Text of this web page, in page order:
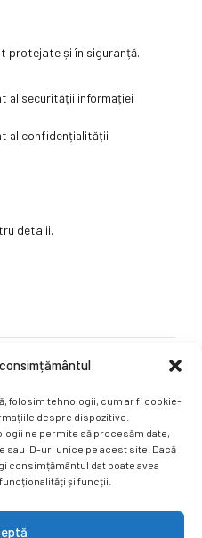
folosim tehnologii, cum ar fi cookie-
despre dispozitive.
ne permite să procesăm date,
sau ID-uri unice pe acest site. Dacă
consimțământul dat poate avea
și funcții.
protejate și în siguranță.
al securității informației
al confidențialității
detalii.